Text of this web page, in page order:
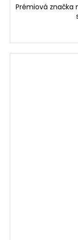
Prémiová značka